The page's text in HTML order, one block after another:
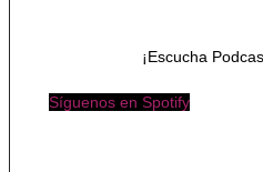
¡Escucha
Síguenos en Spotify